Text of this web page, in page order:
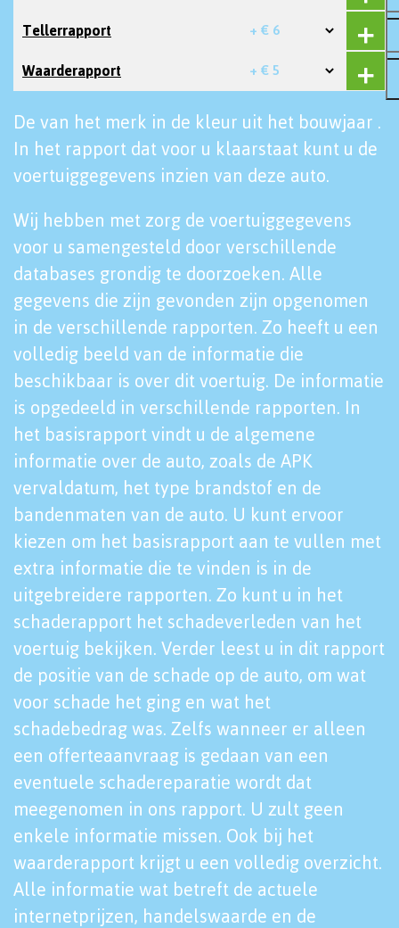
Tellerrapport + € 6
Waarderapport + € 5
De van het merk in de kleur uit het bouwjaar .
In het rapport dat voor u klaarstaat kunt u de
voertuiggegevens inzien van deze auto.
Wij hebben met zorg de voertuiggegevens
voor u samengesteld door verschillende
databases grondig te doorzoeken. Alle
gegevens die zijn gevonden zijn opgenomen
in de verschillende rapporten. Zo heeft u een
volledig beeld van de informatie die
beschikbaar is over dit voertuig. De informatie
is opgedeeld in verschillende rapporten. In
het basisrapport vindt u de algemene
informatie over de auto, zoals de APK
vervaldatum, het type brandstof en de
bandenmaten van de auto. U kunt ervoor
kiezen om het basisrapport aan te vullen met
extra informatie die te vinden is in de
uitgebreidere rapporten. Zo kunt u in het
schaderapport het schadeverleden van het
voertuig bekijken. Verder leest u in dit rapport
de positie van de schade op de auto, om wat
voor schade het ging en wat het
schadebedrag was. Zelfs wanneer er alleen
een offerteaanvraag is gedaan van een
eventuele schadereparatie wordt dat
meegenomen in ons rapport. U zult geen
enkele informatie missen. Ook bij het
waarderapport krijgt u een volledig overzicht.
Alle informatie wat betreft de actuele
internetprijzen, handelswaarde en de